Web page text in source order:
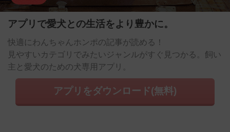
アプリで愛犬との生活をより豊かに。
快適にわんちゃんホンポの記事が読める！
見やすいカテゴリでみたいジャンルがすぐ見つかる。飼い
主と愛犬のための犬専用アプリ。
アプリをダウンロード(無料)